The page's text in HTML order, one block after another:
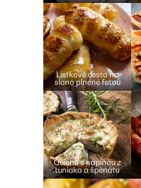
Lístkové cesto na
slano plnené fetou
Quiche s náplňou z
tuniaka a špenátu